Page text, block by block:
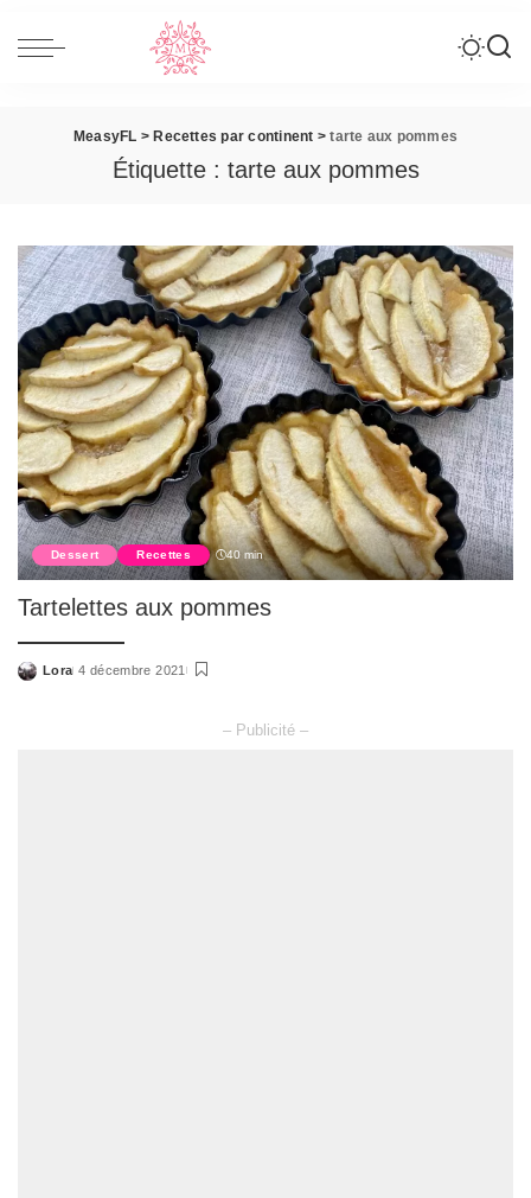
MeasyFL > Recettes par continent >tarte aux pommes
Étiquette : tarte aux pommes
Dessert Recettes 40 min
Tartelettes aux pommes
Posted
Lora 4 décembre 2021
– Publicité –